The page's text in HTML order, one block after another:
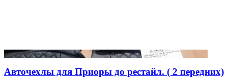
Авточехлы для Приоры до рестайл. ( 2 передних)